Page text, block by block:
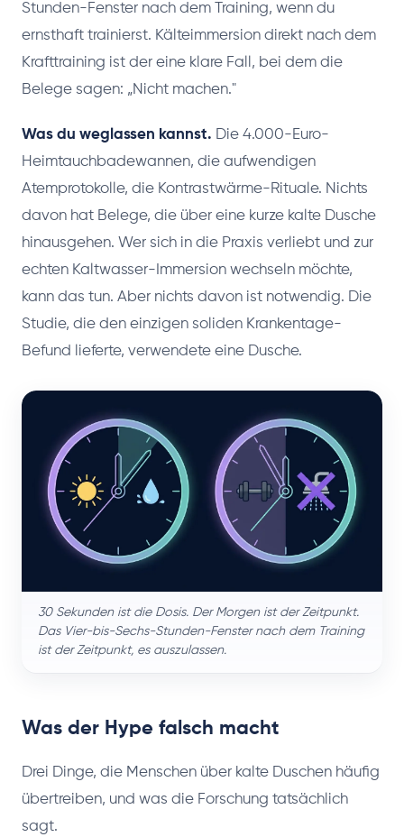
Stunden-Fenster nach dem Training, wenn du
ernsthaft trainierst. Kälteimmersion direkt nach dem
Krafttraining ist der eine klare Fall, bei dem die
Belege sagen: „Nicht machen."
Was du weglassen kannst. Die 4.000-Euro-
Heimtauchbadewannen, die aufwendigen
Atemprotokolle, die Kontrastwärme-Rituale. Nichts
davon hat Belege, die über eine kurze kalte Dusche
hinausgehen. Wer sich in die Praxis verliebt und zur
echten Kaltwasser-Immersion wechseln möchte,
kann das tun. Aber nichts davon ist notwendig. Die
Studie, die den einzigen soliden Krankentage-
Befund lieferte, verwendete eine Dusche.
30 Sekunden ist die Dosis. Der Morgen ist der Zeitpunkt.
Das Vier-bis-Sechs-Stunden-Fenster nach dem Training
ist der Zeitpunkt, es auszulassen.
Was der Hype falsch macht
Drei Dinge, die Menschen über kalte Duschen häufig
übertreiben, und was die Forschung tatsächlich
sagt.